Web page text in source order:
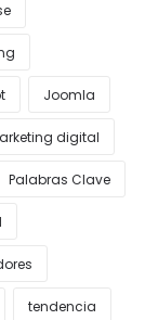
Joomla
digital
Palabras Clave
tendencia